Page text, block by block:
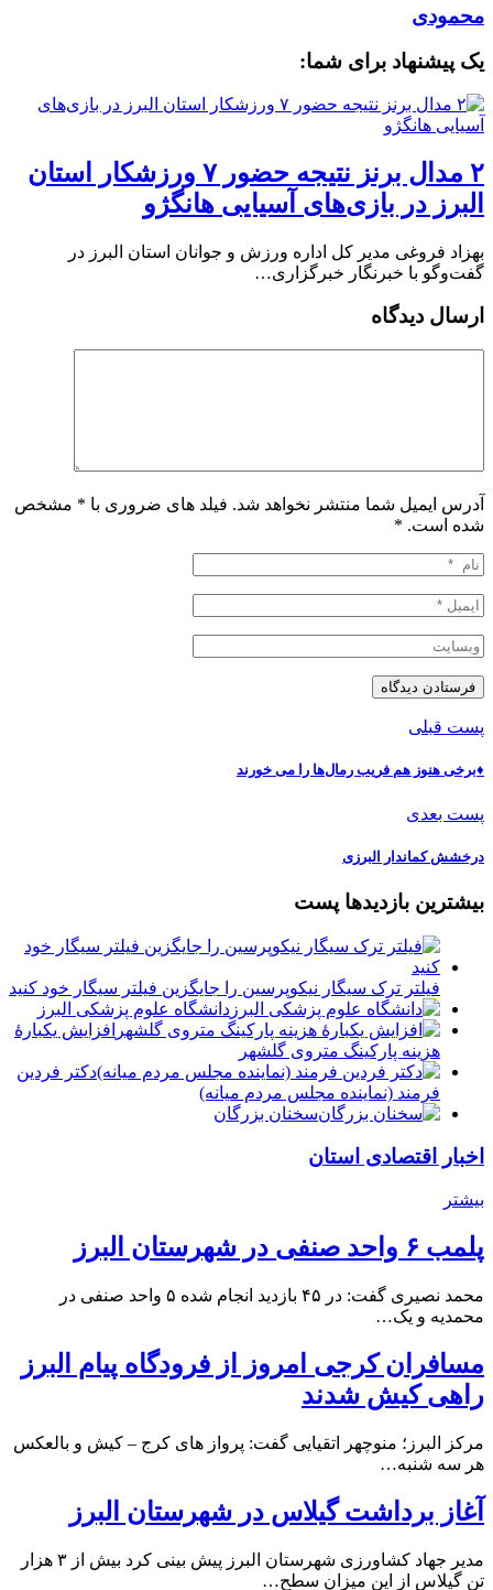
محمودی
یک پیشنهاد برای شما:
۲ مدال برنز نتیجه حضور ۷ ورزشکار استان
البرز در بازی‌های آسیایی هانگژو
بهزاد فروغی مدیر کل اداره ورزش و جوانان استان البرز در
گفت‌وگو با خبرنگار خبرگزاری…
ارسال دیدگاه
آدرس ایمیل شما منتشر نخواهد شد. فیلد های ضروری با * مشخص
شده است. *
پست قبلی
♦️برخی هنوز هم فریب رمال‌ها را می خورند
پست بعدی
درخشش کماندار البرزی
بیشترین بازدیدها پست
فیلتر ترک سیگار نیکوپرسین را جایگزین فیلتر سیگار خود کنید
دانشگاه علوم پزشکی البرز
افزایش یکبارۀ
هزینه پارکینگ متروی گلشهر
دكتر فردين
فرمند (نماينده مجلس مردم میانه)
سخنان بزرگان
اخبار اقتصادی استان
بیشتر
پلمب ۶ واحد صنفی در شهرستان البرز
محمد نصیری گفت: در ۴۵ بازدید انجام شده ۵ واحد صنفی در
محمدیه و یک…
مسافران کرجی امروز از فرودگاه پیام البرز
راهی کیش شدند
مرکز البرز؛ منوچهر اتقیایی گفت: پرواز های کرج – کیش و بالعکس
هر سه شنبه…
آغاز برداشت گیلاس در شهرستان البرز
مدیر جهاد کشاورزی شهرستان البرز پیش بینی کرد بیش از ۳ هزار
تن گیلاس از این میزان سطح…